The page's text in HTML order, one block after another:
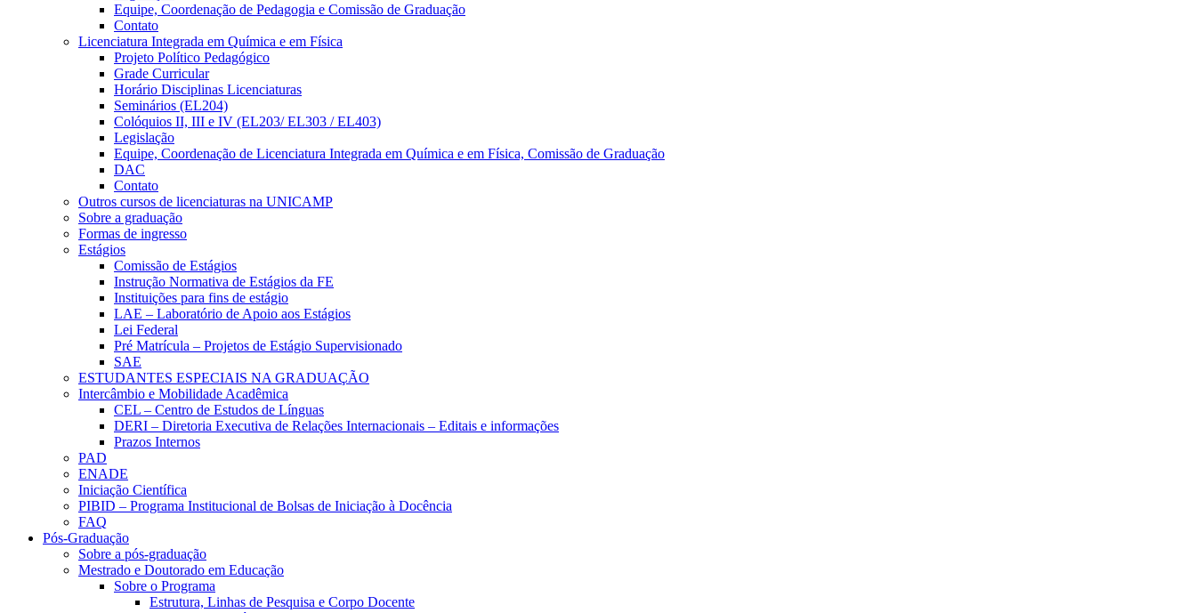
Equipe, Coordenação de Pedagogia e Comissão de Graduação
Contato
Licenciatura Integrada em Química e em Física
Projeto Político Pedagógico
Grade Curricular
Horário Disciplinas Licenciaturas
Seminários (EL204)
Colóquios II, III e IV (EL203/ EL303 / EL403)
Legislação
Equipe, Coordenação de Licenciatura Integrada em Química e em Física, Comissão de Graduação
DAC
Contato
Outros cursos de licenciaturas na UNICAMP
Sobre a graduação
Formas de ingresso
Estágios
Comissão de Estágios
Instrução Normativa de Estágios da FE
Instituições para fins de estágio
LAE – Laboratório de Apoio aos Estágios
Lei Federal
Pré Matrícula – Projetos de Estágio Supervisionado
SAE
ESTUDANTES ESPECIAIS NA GRADUAÇÃO
Intercâmbio e Mobilidade Acadêmica
CEL – Centro de Estudos de Línguas
DERI – Diretoria Executiva de Relações Internacionais – Editais e informações
Prazos Internos
PAD
ENADE
Iniciação Científica
PIBID – Programa Institucional de Bolsas de Iniciação à Docência
FAQ
Pós-Graduação
Sobre a pós-graduação
Mestrado e Doutorado em Educação
Sobre o Programa
Estrutura, Linhas de Pesquisa e Corpo Docente